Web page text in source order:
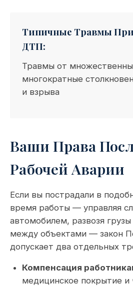
Типичные Травмы
ДТП:
Травмы от
многократные
и взрыва
Ваши Права
Рабочей Аварии
Если вы пострадали в
время работы — управляя
автомобилем, развозя
между объектами — закон
допускает два отдельных
Компенсация
медицинское покрытие и